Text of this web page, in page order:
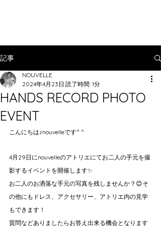
記事
HANDS RECORD PHOTO
EVENT
NOUVELLE
2024年4月23日 読了時間: 1分
こんにちは♪nouvelleです^ ^
4月29日にnouvelleのアトリエにてお二人の手元を撮
影するイベントを開催します✨
お二人のお洒落な手元の写真を残しませんか？😊そ
の他にもドレス、アクセサリー、アトリエ内の見学
もできます！
質問などありましたらお答え出来る機会となります